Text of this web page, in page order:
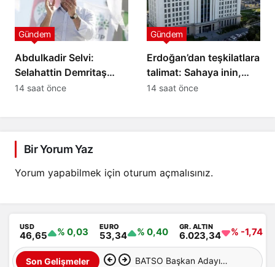
Abdulkadir Selvi:
Selahattin Demritaş
yasadan
Gündem
14 saat önce
Erdoğan’dan teşkilatlara
talimat: Sahaya inin,
süreci anlatın
Gündem
14 saat önce
Bir Yorum Yaz
Yorum yapabilmek için oturum açmalısınız.
USD
46,65 % 0,03 EURO
53,34 % 0,40 GR. ALTIN
6.023,34 % -1,74
Son Gelişmeler BATSO Başkan Adayı